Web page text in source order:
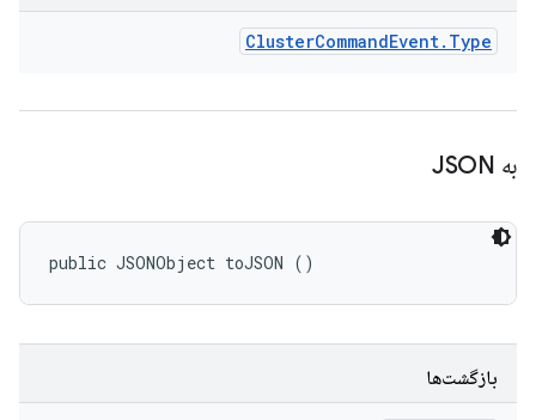
ClusterCommandEvent. Type
به JSON
public JSONObject toJSON ()
بازگشت‌ها